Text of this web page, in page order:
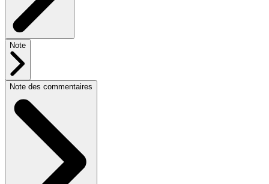
Note
Note des commentaires